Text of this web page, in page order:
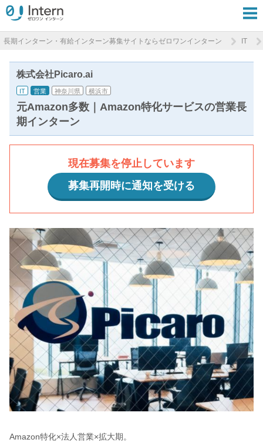
長期インターン・有給インターン募集サイトならゼロワンインターン IT
株式会社Picaro.ai
IT 営業 神奈川県 横浜市
元Amazon多数｜Amazon特化サービスの営業長
期インターン
現在募集を停止しています
募集再開時に通知を受ける
Amazon特化×法人営業×拡大期。